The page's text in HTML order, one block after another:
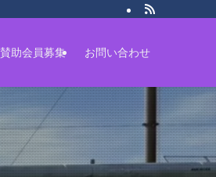
賛助会員募集 お問い合わせ